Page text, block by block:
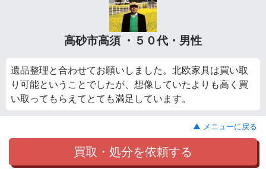
高砂市高須 ・５０代・男性
遺品整理と合わせてお願いしました。北欧家具は買い取
り可能ということでしたが、想像していたよりも高く買
い取ってもらえてとても満足しています。
▲ メニューに戻る
買取・処分を依頼する